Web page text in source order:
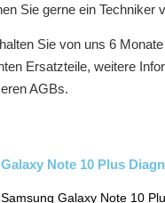
Sie gerne ein Techniker
Sie von uns 6
Ersatzteile, weitere
AGBs.
Note 10 Plus
Samsung Galaxy Note 10